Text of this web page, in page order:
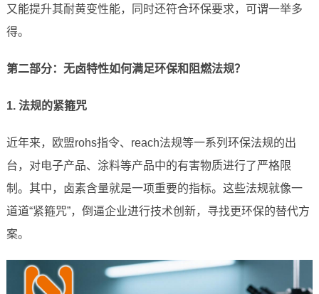
又能提升其耐黄变性能，同时还符合环保要求，可谓一举多
得。
第二部分：无卤特性如何满足环保和阻燃法规？
1. 法规的紧箍咒
近年来，欧盟rohs指令、reach法规等一系列环保法规的出
台，对电子产品、涂料等产品中的有害物质进行了严格限
制。其中，卤素含量就是一项重要的指标。这些法规就像一
道道“紧箍咒”，倒逼企业进行技术创新，寻找更环保的替代方
案。